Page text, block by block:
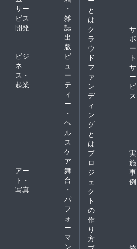
サー
ビス
開発
・
雑
誌
出
版
ビジ
ネ
ス・
起業
ビ
ュ
ー
テ
ィ
ー
・
ヘ
ル
ス
ケ
ア
アー
ト・
写真
舞
台
・
パ
フ
ォ
ー
マ
ン
と
は
ク
ラ
ウ
ド
フ
ァ
ン
デ
ィ
ン
グ
と
は
サ
ポ
ー
ト
サ
ー
ビ
ス
プ
ロ
ジ
ェ
ク
ト
の
作
り
方
実
施
事
例